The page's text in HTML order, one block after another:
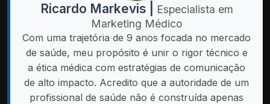
Ricardo Markevis |
Especialista em
Marketing Médico
Com uma trajetória de 9 anos focada no mercado
de saúde, meu propósito é unir o rigor técnico e
a ética médica com estratégias de comunicação
de alto impacto. Acredito que a autoridade de um
profissional de saúde não é construída apenas